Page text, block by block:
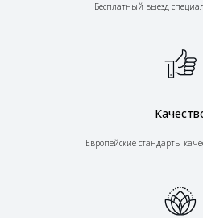
Бесплатный выезд
Европейские стандарты